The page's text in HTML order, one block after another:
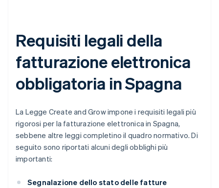
Requisiti legali della
fatturazione elettronica
obbligatoria in Spagna
La Legge Create and Grow impone i requisiti legali più
rigorosi per la fatturazione elettronica in Spagna,
sebbene altre leggi completino il quadro normativo. Di
seguito sono riportati alcuni degli obblighi più
importanti:
Segnalazione dello stato delle fatture